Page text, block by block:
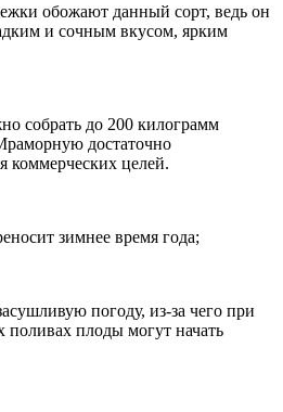
обожают данный сорт, ведь он
и сочным вкусом, ярким
собрать до 200 килограмм
достаточно
коммерческих целей.
зимнее время года;
погоду, из-за чего при
поливах плоды могут начать